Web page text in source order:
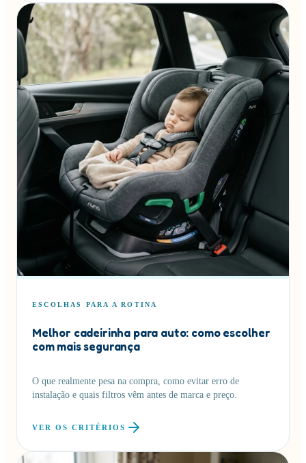
ESCOLHAS PARA A ROTINA
Melhor cadeirinha para auto: como escolher
com mais segurança
O que realmente pesa na compra, como evitar erro de
instalação e quais filtros vêm antes de marca e preço.
VER OS CRITÉRIOS